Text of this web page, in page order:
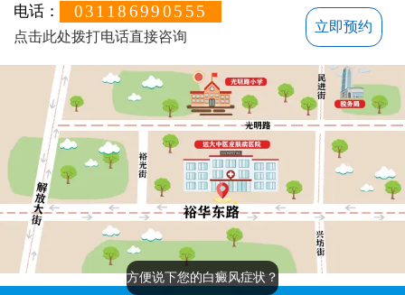
电话： 031186990555
点击此处拨打电话直接咨询
立即预约
方便说下您的白癜风症状？